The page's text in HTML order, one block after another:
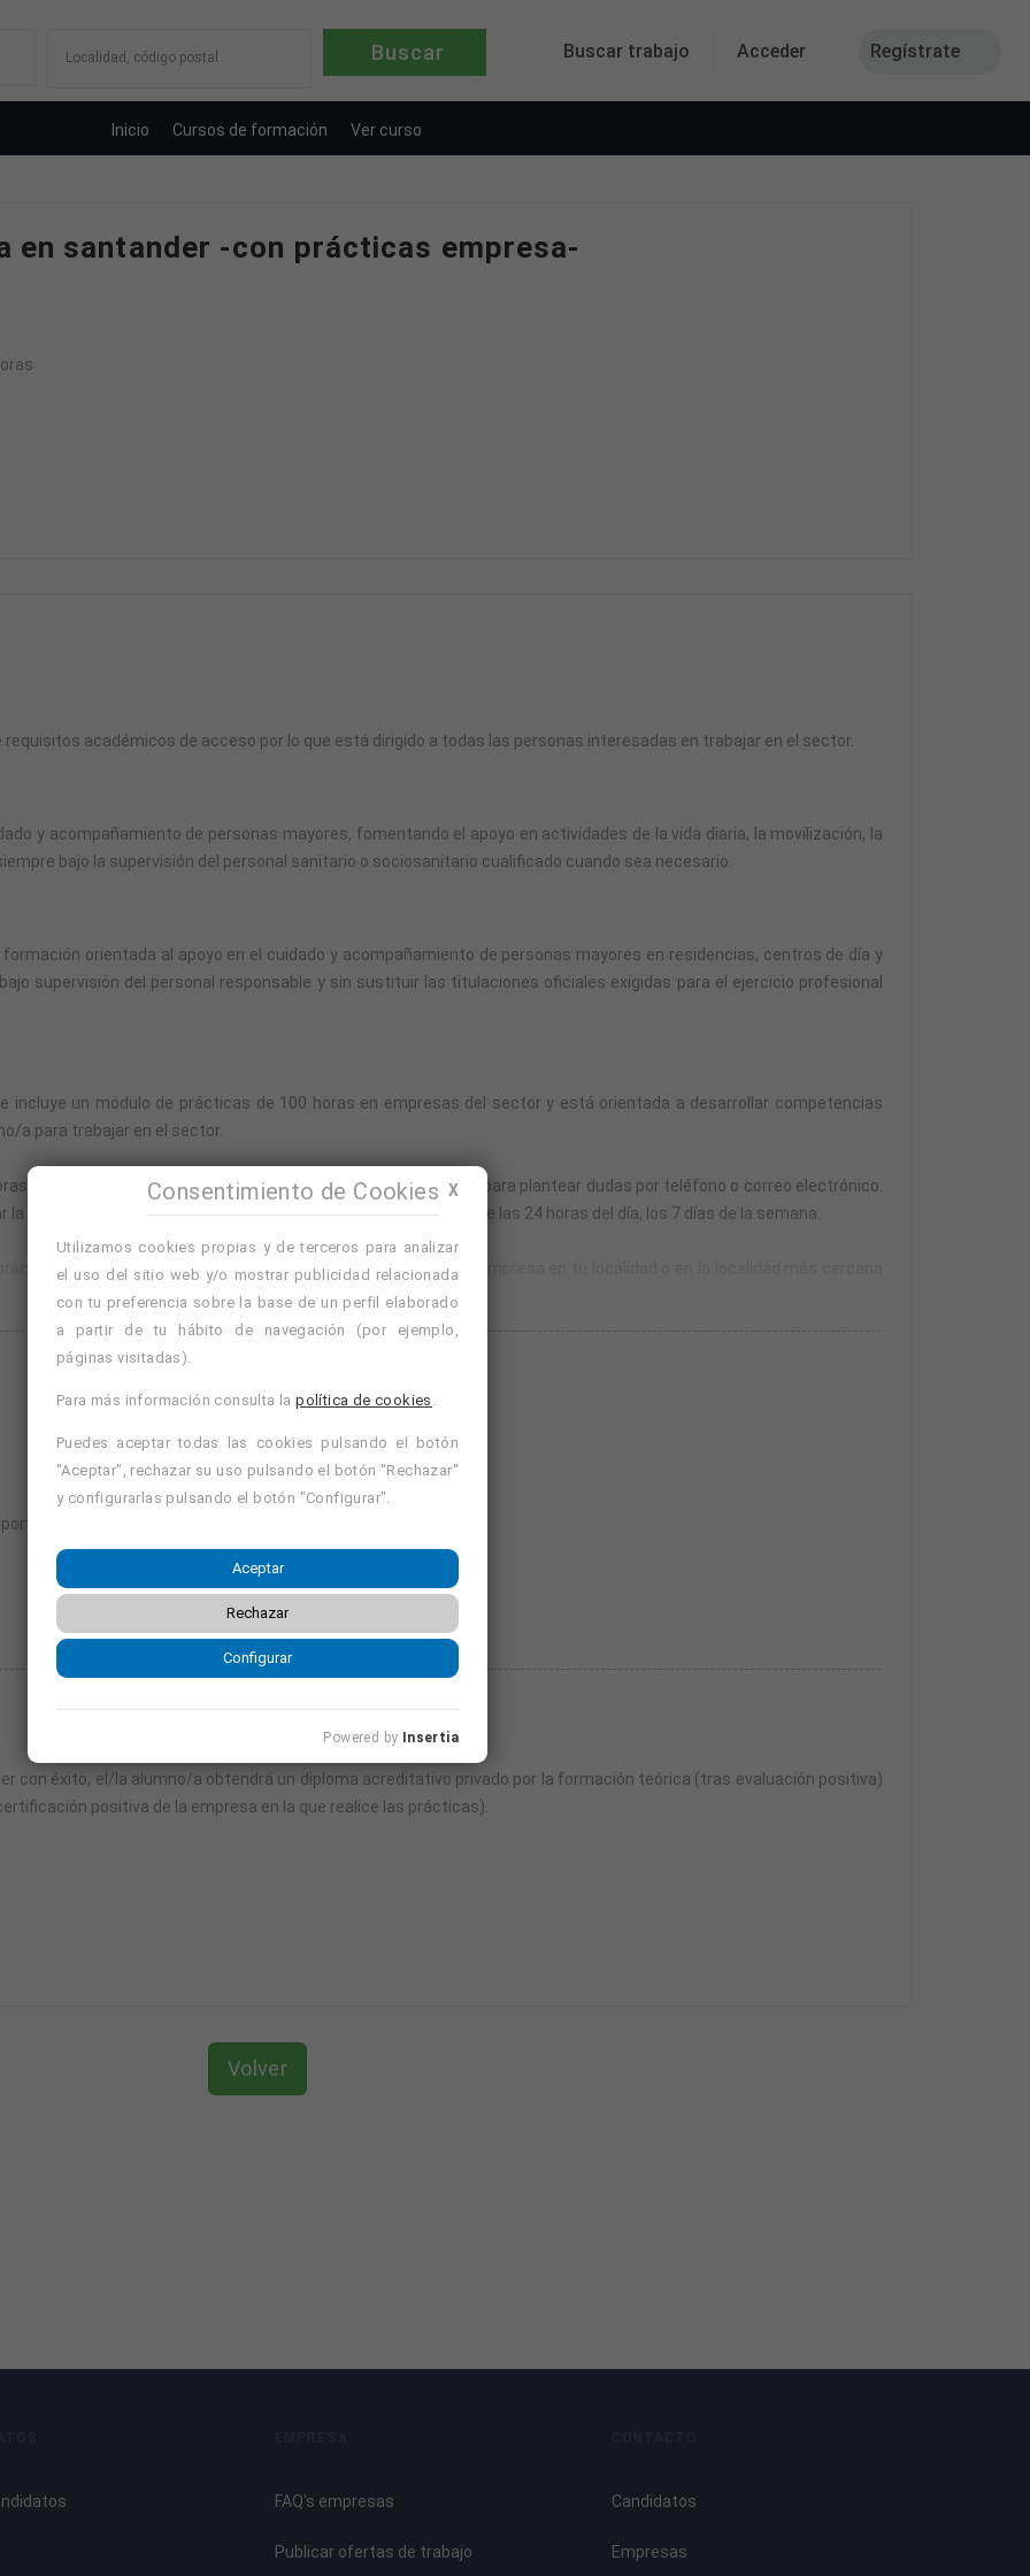
Buscar trabajo Acceder Regístrate
Localidad, código postal
Inicio Cursos de formación Ver curso
en santander -con prácticas empresa-
requisitos académicos de acceso por lo que está dirigido a todas las personas interesadas en trabajar en el sector.
y acompañamiento de personas mayores, fomentando el apoyo en actividades de la vida diaria, la movilización, la
bajo la supervisión del personal sanitario o sociosanitario cualificado cuando sea necesario.
orientada al apoyo en el cuidado y acompañamiento de personas mayores en residencias, centros de día y
supervisión del personal responsable y sin sustituir las titulaciones oficiales exigidas para el ejercicio profesional
incluye un módulo de prácticas de 100 horas en empresas del sector y está orientada a desarrollar competencias
a para trabajar en el sector.
y se imparte en modalidad online, con un servicio de tutorías para plantear dudas por teléfono o correo electrónico.
parte teórica, por lo que podrás avanzar a tu ritmo y conectarte las 24 horas del día, los 7 días de la semana.
o, si lo prefieres, solicitar que la academia busque una empresa en tu localidad o en la localidad más cercana
100 horas en una empresa del sector, tutorizado por la propia empresa.
entre la empresa y el alumno/a, y se dispondrá de un máximo de un año para realizarlas desde la finalización de la
teórica y práctica.
socioeconómica.
con éxito, el/la alumno/a obtendrá un diploma acreditativo privado por la formación teórica (tras evaluación positiva)
positiva de la empresa en la que realice las prácticas).
Volver
FAQ's empresas
Publicar ofertas de trabajo
Candidatos
Empresas
X
Consentimiento de Cookies
Utilizamos cookies propias y de terceros para analizar
el uso del sitio web y/o mostrar publicidad relacionada
con tu preferencia sobre la base de un perfil elaborado
a partir de tu hábito de navegación (por ejemplo,
páginas visitadas).
Para más información consulta lapolítica de cookies
Puedes aceptar todas las cookies pulsando el botón
"Aceptar", rechazar su uso pulsando el botón "Rechazar"
y configurarlas pulsando el botón "Configurar".
Aceptar
Rechazar
Configurar
Powered by Insertia